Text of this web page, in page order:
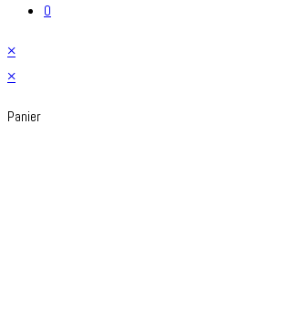
0
×
×
Panier